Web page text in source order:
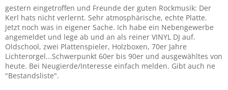
gestern eingetroffen und Freunde der guten Rockmusik: Der
Kerl hats nicht verlernt. Sehr atmosphärische, echte Platte.
Jetzt noch was in eigener Sache. Ich habe ein Nebengewerbe
angemeldet und lege ab und an als reiner VINYL DJ auf.
Oldschool, zwei Plattenspieler, Holzboxen, 70er Jahre
Lichterorgel...Schwerpunkt 60er bis 90er und ausgewähltes von
heute. Bei Neugierde/Interesse einfach melden. Gibt auch ne
"Bestandsliste".